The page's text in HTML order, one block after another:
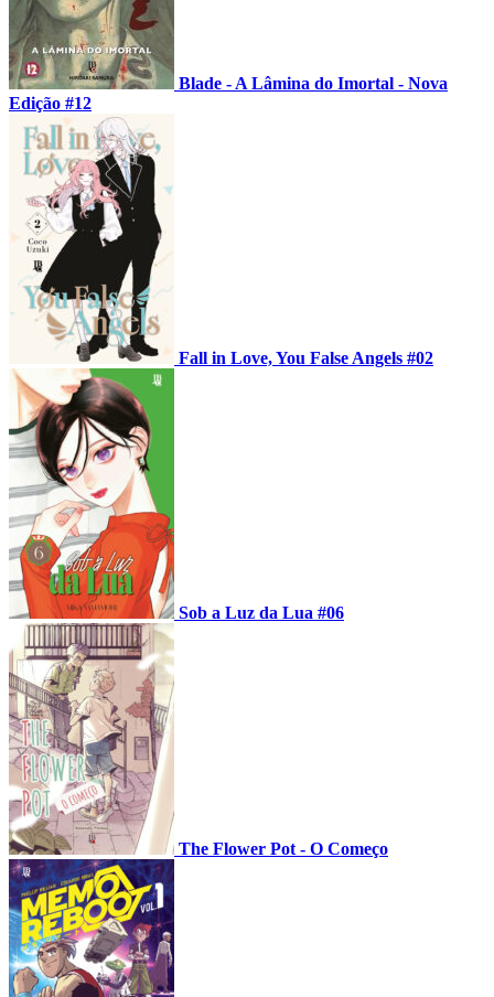
Blade - A Lâmina do Imortal - Nova
Edição #12
Fall in Love, You False Angels #02
Sob a Luz da Lua #06
The Flower Pot - O Começo